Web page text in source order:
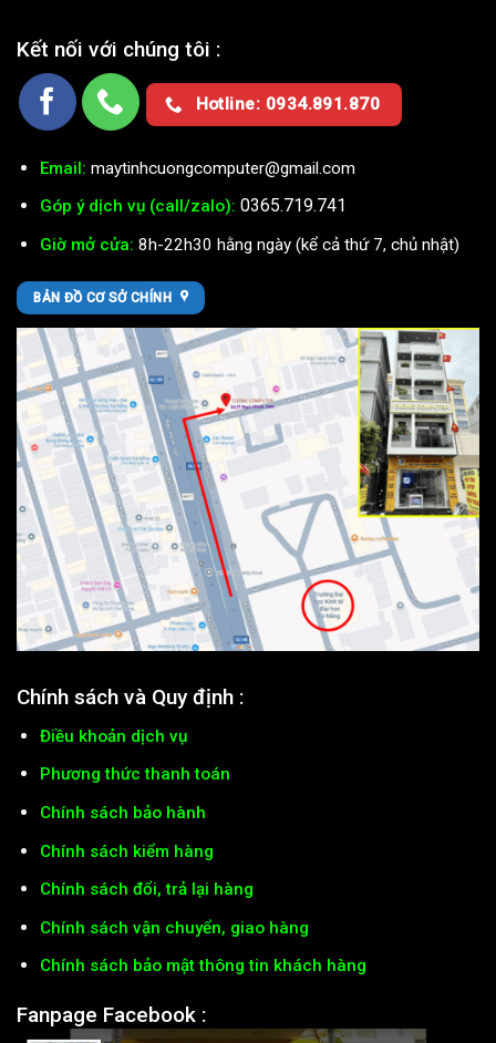
Kết nối với chúng tôi :
Hotline: 0934.891.870
Email: maytinhcuongcomputer@gmail.com
Góp ý dịch vụ (call/zalo): 0365.719.741
Giờ mở cửa: 8h-22h30 hằng ngày (kể cả thứ 7, chủ nhật)
BẢN ĐỒ CƠ SỞ CHÍNH
Chính sách và Quy định :
Điều khoản dịch vụ
Phương thức thanh toán
Chính sách bảo hành
Chính sách kiểm hàng
Chính sách đổi, trả lại hàng
Chính sách vận chuyển, giao hàng
Chính sách bảo mật thông tin khách hàng
Fanpage Facebook :